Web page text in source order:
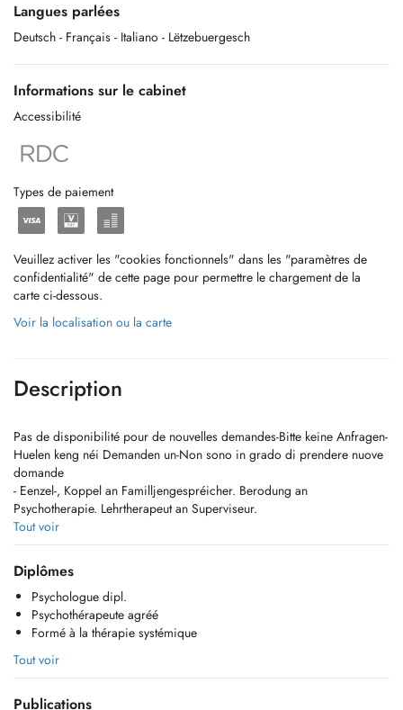
Langues parlées
Deutsch - Français - Italiano - Lëtzebuergesch
Informations sur le cabinet
Accessibilité
Types de paiement
Veuillez activer les "cookies fonctionnels" dans les "paramètres de
confidentialité" de cette page pour permettre le chargement de la
carte ci-dessous.
Voir la localisation ou la carte
Description
Pas de disponibilité pour de nouvelles demandes-Bitte keine Anfragen-
Huelen keng néi Demanden un-Non sono in grado di prendere nuove
domande
- Eenzel-, Koppel an Familljengespréicher. Berodung an
Psychotherapie. Lehrtherapeut an Superviseur.
Fir en Rendezvous ze huelen schreift mer eng Mail op d'Adress
g.pregno@pt.luoder wann net annescht méiglech uruffen op der
Nummer 621261701 .
- Travail individuel, en couple, famille. Conseil, Psychothérapie.
Formateur en approche systémique. Superviseur. Pour me contacter,
c'est plus simple de m'envoyer un mail à l'adresse
Sinon vous pouvez me téléphoner (621261701).
- Einzel-, Paar-, Familiengespäche. Beratung, Psychotherapie.
- Sedute individuale, di coppia o famiglia, Psicoterapista. Trainer. Per
Tout voir
Diplômes
Psychologue dipl.
Psychothérapeute agréé
Formé à la thérapie systémique
Tout voir
Publications